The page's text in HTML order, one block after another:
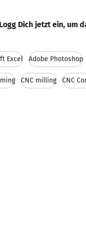
Logg Dich jetzt ein, um
Excel Adobe Photoshop
CNC milling CNC